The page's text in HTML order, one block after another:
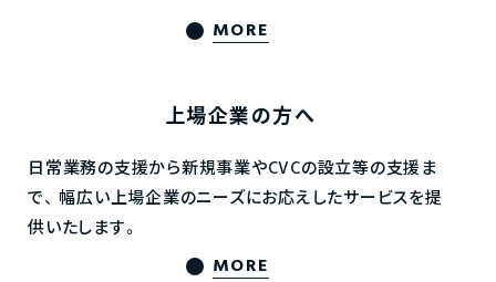
MORE
上場企業の方へ
日常業務の支援から新規事業やCVCの設立等の支援ま
で、 幅広い上場企業のニーズにお応えしたサービスを提
供いたします。
MORE